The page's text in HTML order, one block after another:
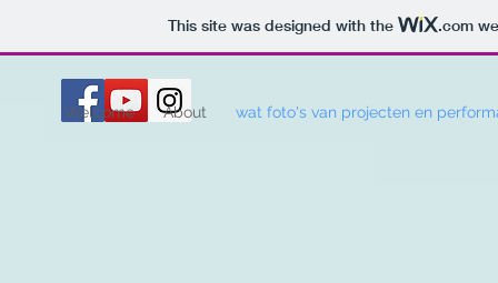
This site was designed with the .com
Welcome About wat foto's van projecten en